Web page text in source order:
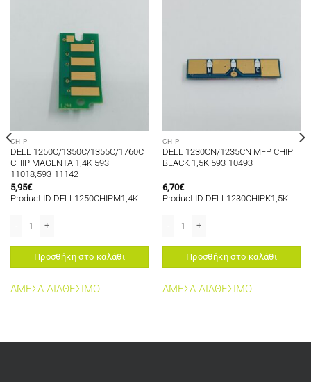
CHIP
DELL 1250C/1350C/1355C/1760C
CHIP MAGENTA 1,4K 593-
11018,593-11142
5,95€
Product ID:DELL1250CHIPM1,4K
Προσθήκη στο καλάθι
ΑΜΕΣΑ ΔΙΑΘΕΣΙΜΟ
CHIP
DELL 1230CN/1235CN MFP CHIP
BLACK 1,5K 593-10493
6,70€
Product ID:DELL1230CHIPK1,5K
Προσθήκη στο καλάθι
ΑΜΕΣΑ ΔΙΑΘΕΣΙΜΟ